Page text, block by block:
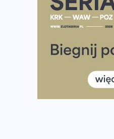
Wystartuje rekordowa
35. Bieg Powstania
Ile razy w tygodniu biegać?
często biegać, żeby robić
Już w ten weekend! Przed
i Półmaraton Szczeciński.